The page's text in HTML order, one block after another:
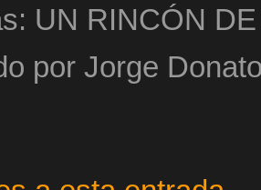
UN RINCÓN
por Jorge